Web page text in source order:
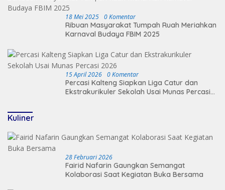
18 Mei 2025 0 Komentar
Ribuan Masyarakat Tumpah Ruah Meriahkan
Karnaval Budaya FBIM 2025
15 April 2026 0 Komentar
Percasi Kalteng Siapkan Liga Catur dan
Ekstrakurikuler Sekolah Usai Munas Percasi
Kuliner
28 Februari 2026
Fairid Nafarin Gaungkan Semangat
Kolaborasi Saat Kegiatan Buka Bersama